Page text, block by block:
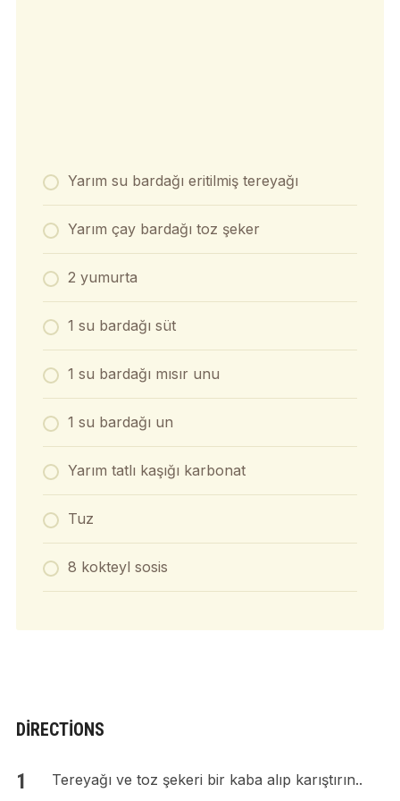
Yarım su bardağı eritilmiş tereyağı
Yarım çay bardağı toz şeker
2 yumurta
1 su bardağı süt
1 su bardağı mısır unu
1 su bardağı un
Yarım tatlı kaşığı karbonat
Tuz
8 kokteyl sosis
DIRECTIONS
Tereyağı ve toz şekeri bir kaba alıp karıştırın..